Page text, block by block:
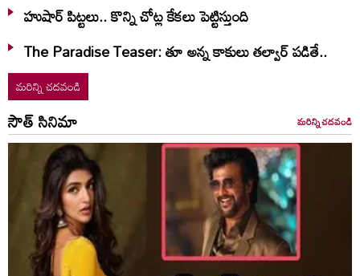
హుషార్‌ పిట్టలు.. కొన్ని చోట్ల కేకలు పెట్టిస్తుంది
The Paradise Teaser: తూ అన్న కాకులు తల్వార్ పడితే..
మరిన్ని చదవండి
సౌత్ సినిమా మరిన్ని చదవండి